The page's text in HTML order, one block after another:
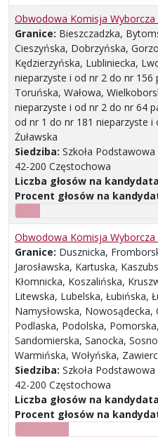
Obwodowa Komisja
Granice: Bieszczadzka,
Cieszyńska, Dobrzyńska,
Kędzierzyńska, Lubliniecka,
nieparzyste i od nr 2 do nr 156
Toruńska, Wałowa,
nieparzyste i od nr 2 do nr 64
od nr 1 do nr 181 nieparzyste
Żuławska
Siedziba: Szkoła
42-200 Częstochowa
Liczba głosów na
Procent głosów na
Obwodowa Komisja Wyborcza
Granice: Dusznicka,
Jarosławska, Kartuska,
Kłomnicka, Koszalińska,
Litewska, Lubelska, Łubińska,
Namysłowska, Nowosądecka,
Podlaska, Podolska,
Sandomierska, Sanocka,
Warmińska, Wołyńska,
Siedziba: Szkoła
42-200 Częstochowa
Liczba głosów na
Procent głosów na